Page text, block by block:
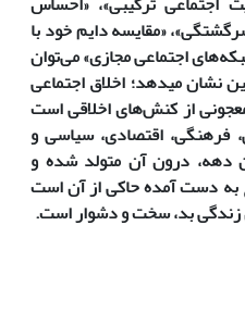
«مقایسه دایم خود با
اجتماعی مجازی» می‌توان
نشان می­دهد؛ اخلاق اجتماعی
از کنش‌های اخلاقی است
فرهنگی، اقتصادی، سیاسی و
دهه، درون آن متولد شده و
به دست آمده حاکی از آن است
زندگی بد، سخت و دشوار است.